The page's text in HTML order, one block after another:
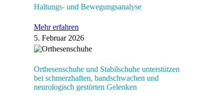
Haltungs- und Bewegungsanalyse
Mehr erfahren
5. Februar 2026
Orthesenschuhe und Stabilschuhe unterstützen
bei schmerzhaften, bandschwachen und
neurologisch gestörten Gelenken